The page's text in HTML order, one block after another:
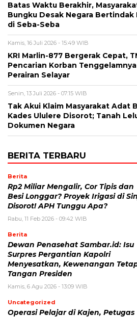
Batas Waktu Berakhir,
Bungku Desak Negara Bertindak
di Seba-Seba
Kamis, 16 Juli 2026 - 15:49 WIB
KRI Marlin-877 Bergerak Cepat,
Pencarian Korban Tenggelamnya
Perairan Selayar
Senin, 13 Juli 2026 - 07:15 WIB
Tak Akui Klaim Masyarakat Adat
Kades Ululere Disorot; Tanah
Dokumen Negara
BERITA TERBARU
Berita
Rp2 Miliar Mengalir, Cor Tipis dan
Besi Longgar? Proyek Irigasi di
Disorot! APH Tunggu Apa?
Rabu, 11 Feb 2026 - 09:42 WIB
Berita
Dewan Penasehat Sambar.id: Isu
Surpres Pergantian Kapolri
Menyesatkan, Kewenangan
Tangan Presiden
Kamis, 6 Agu 2026 - 13:09 WIB
Uncategorized
Operasi Pelajar di Kajen, Petugas